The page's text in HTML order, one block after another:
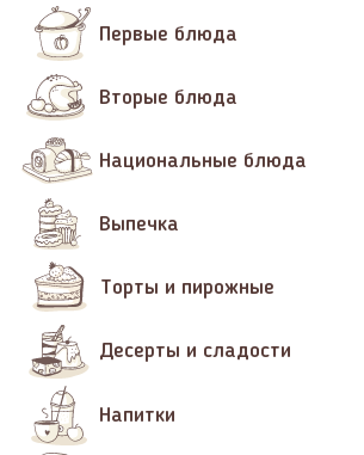
Первые блюда
Вторые блюда
Национальные блюда
Выпечка
Торты и пирожные
Десерты и сладости
Напитки